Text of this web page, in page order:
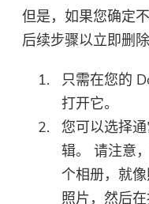
但是，如果您确定
后续步骤以立即删除
只需在您的
打开它。
您可以选择
辑。 请注意
个相册，就
照片，然后